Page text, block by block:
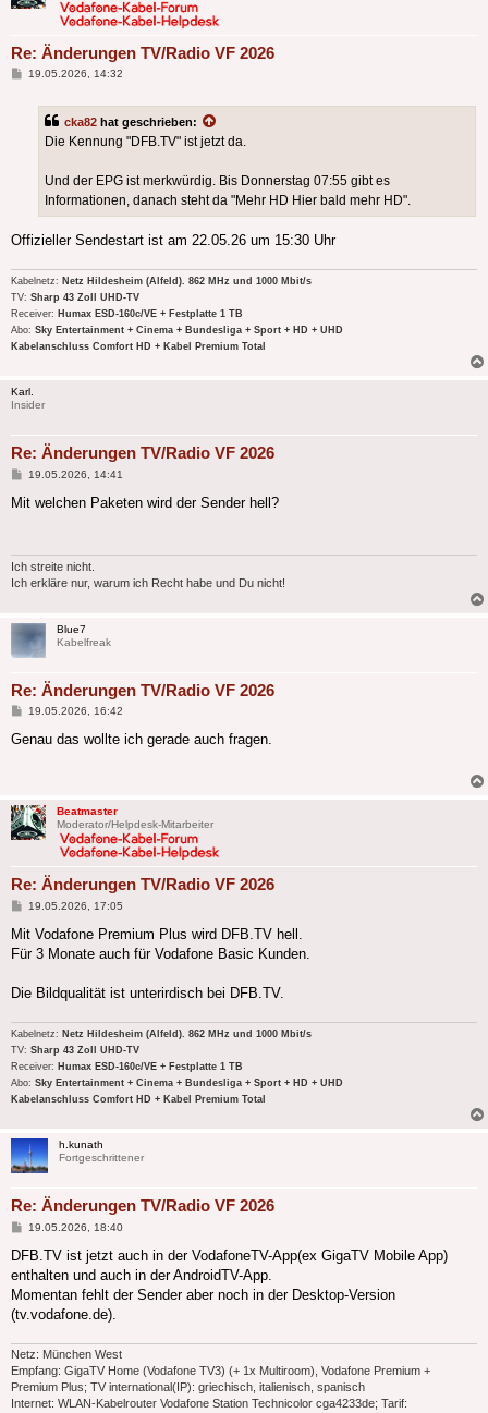
Re: Änderungen TV/Radio VF 2026
Beitrag
19.05.2026, 14:32
cka82 hat geschrieben:
Die Kennung "DFB.TV" ist jetzt da.
Und der EPG ist merkwürdig. Bis Donnerstag 07:55 gibt es
Informationen, danach steht da "Mehr HD Hier bald mehr HD".
Offizieller Sendestart ist am 22.05.26 um 15:30 Uhr
Kabelnetz: Netz Hildesheim (Alfeld). 862 MHz und 1000 Mbit/s
TV: Sharp 43 Zoll UHD-TV
Receiver: Humax ESD-160c/VE + Festplatte 1 TB
Abo: Sky Entertainment + Cinema + Bundesliga + Sport + HD + UHD
Kabelanschluss Comfort HD + Kabel Premium Total
Karl.
Insider
Re: Änderungen TV/Radio VF 2026
Beitrag
19.05.2026, 14:41
Mit welchen Paketen wird der Sender hell?
Ich streite nicht.
Ich erkläre nur, warum ich Recht habe und Du nicht!
Blue7
Kabelfreak
Re: Änderungen TV/Radio VF 2026
Beitrag
19.05.2026, 16:42
Genau das wollte ich gerade auch fragen.
Beatmaster
Moderator/Helpdesk-Mitarbeiter
Re: Änderungen TV/Radio VF 2026
Beitrag
19.05.2026, 17:05
Mit Vodafone Premium Plus wird DFB.TV hell.
Für 3 Monate auch für Vodafone Basic Kunden.
Die Bildqualität ist unterirdisch bei DFB.TV.
Kabelnetz: Netz Hildesheim (Alfeld). 862 MHz und 1000 Mbit/s
TV: Sharp 43 Zoll UHD-TV
Receiver: Humax ESD-160c/VE + Festplatte 1 TB
Abo: Sky Entertainment + Cinema + Bundesliga + Sport + HD + UHD
Kabelanschluss Comfort HD + Kabel Premium Total
h.kunath
Fortgeschrittener
Re: Änderungen TV/Radio VF 2026
Beitrag
19.05.2026, 18:40
DFB.TV ist jetzt auch in der VodafoneTV-App(ex GigaTV Mobile App)
enthalten und auch in der AndroidTV-App.
Momentan fehlt der Sender aber noch in der Desktop-Version
(tv.vodafone.de).
Netz: München West
Empfang: GigaTV Home (Vodafone TV3) (+ 1x Multiroom), Vodafone Premium +
Premium Plus; TV international(IP): griechisch, italienisch, spanisch
Internet: WLAN-Kabelrouter Vodafone Station Technicolor cga4233de; Tarif: